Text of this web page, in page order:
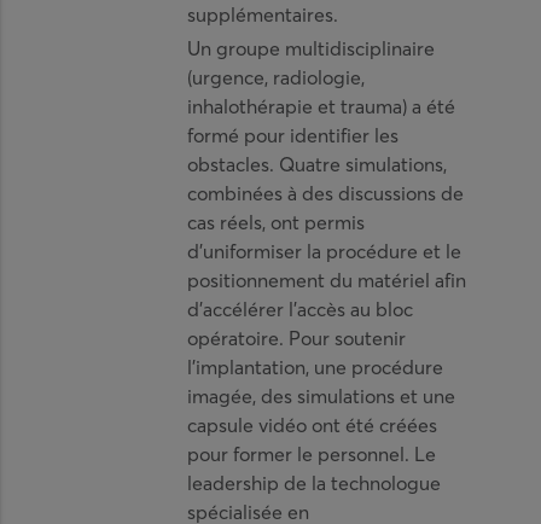
supplémentaires.
Un groupe multidisciplinaire
(urgence, radiologie,
inhalothérapie et trauma) a été
formé pour identifier les
obstacles. Quatre simulations,
combinées à des discussions de
cas réels, ont permis
d’uniformiser la procédure et le
positionnement du matériel afin
d’accélérer l’accès au bloc
opératoire. Pour soutenir
l’implantation, une procédure
imagée, des simulations et une
capsule vidéo ont été créées
pour former le personnel. Le
leadership de la technologue
spécialisée en